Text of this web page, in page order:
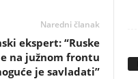
Naredni članak
ekspert: “Ruske
na južnom frontu
je savladati”